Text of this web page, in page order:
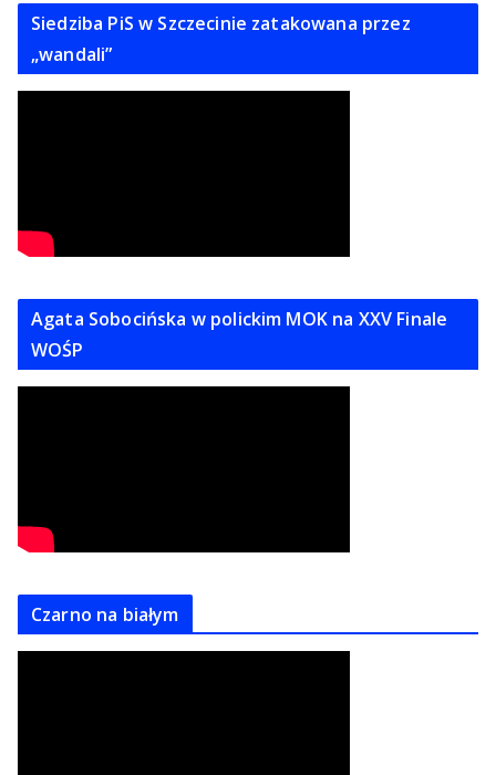
Siedziba PiS w Szczecinie zatakowana przez
„wandali”
Agata Sobocińska w polickim MOK na XXV Finale
WOŚP
Czarno na białym